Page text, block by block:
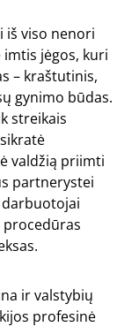
iš viso nenori
jėgos, kuri
– kraštutinis,
gynimo būdas.
streikais
valdžią priimti
partnerystei
darbuotojai
procedūras
ir valstybių
profesinė